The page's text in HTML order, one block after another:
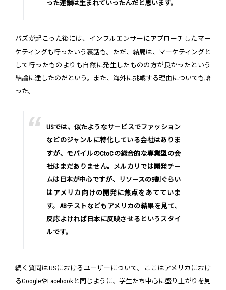
った連鎖は生まれていったんだと思います。
バズが起こった後には、インフルエンサーにアプローチしたマー
ケティングも行ったいう裏話も。ただ、結局は、マーケティングと
して行ったものよりも自然に発生したものの方が良かったという
結論に達したのだという。また、海外に挑戦する理由についても語
った。
USでは、似たようなサービスでファッション
などのジャンルに特化している会社はありま
すが、モバイルのCtoCの総合的な専業型の会
社はまだありません。メルカリでは開発チー
ムは日本が中心ですが、リソースの9割ぐらい
はアメリカ向けの開発に焦点をあてていま
す。ABテストなどもアメリカの結果を見て、
反応よければ日本に反映させるというスタイ
ルです。
続く質問はUSにおけるユーザーについて。ここはアメリカにおけ
るGoogleやFacebookと同じように、学生たち中心に盛り上がりを見